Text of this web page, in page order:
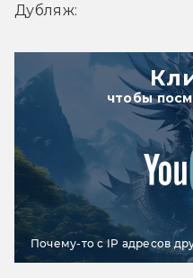
Дубляж:
чтобы
Почему-то с IP адресов